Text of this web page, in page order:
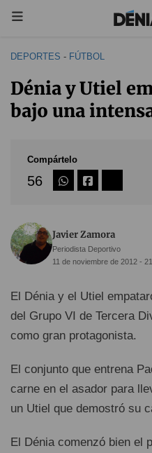
DEPORTES - FÚTBOL
Dénia y Utiel
bajo una
Compártelo
56
Javier Zamora
Periodista Deportivo
11 de noviembre de 2012 -
El Dénia y el Utiel
del Grupo VI de Tercera
como gran protagonista.
El conjunto que entrena
carne en el asador para
un Utiel que demostró su
El Dénia comenzó bien el